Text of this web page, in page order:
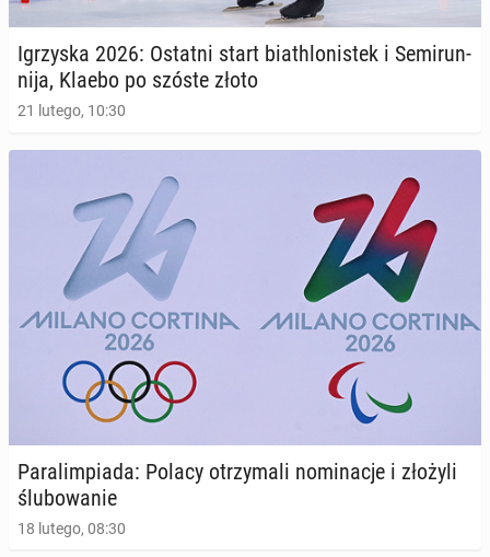
Igrzy­ska 2026: Ostatni start bia­th­lo­ni­stek i Se­mi­run­
ni­ja, Klaebo po szóste złoto
21 lutego, 10:30
Pa­ra­lim­pia­da: Polacy otrzy­ma­li no­mi­na­cje i złożyli
ślu­bo­wa­nie
18 lutego, 08:30